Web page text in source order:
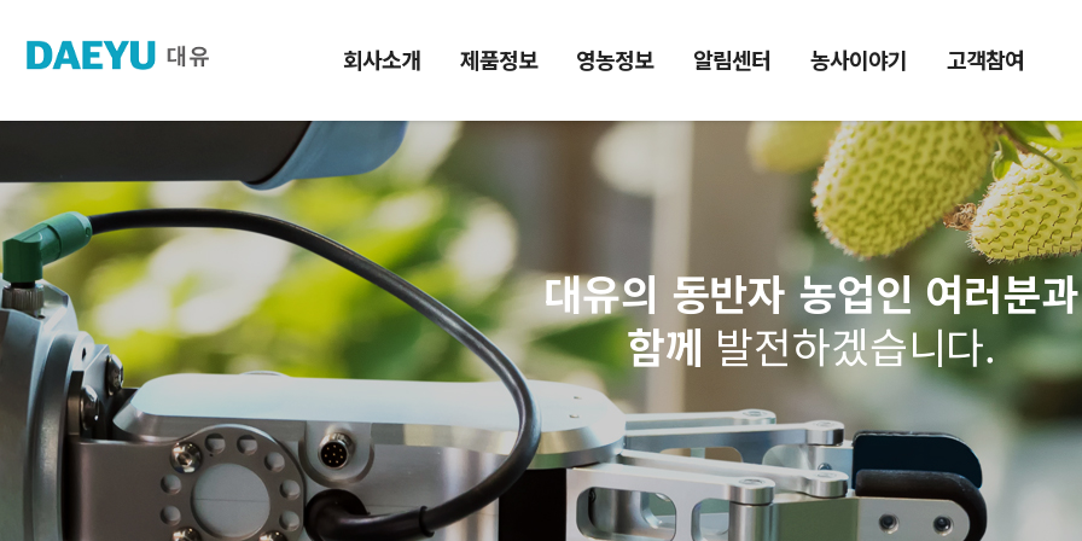
회사소개 제품정보 영농정보 알림센터 농사이야기 고객참여
대유의 동반자 농업인 여러분과
함께 발전하겠습니다.